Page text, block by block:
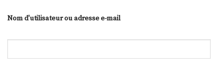
Nom d'utilisateur ou adresse e-mail